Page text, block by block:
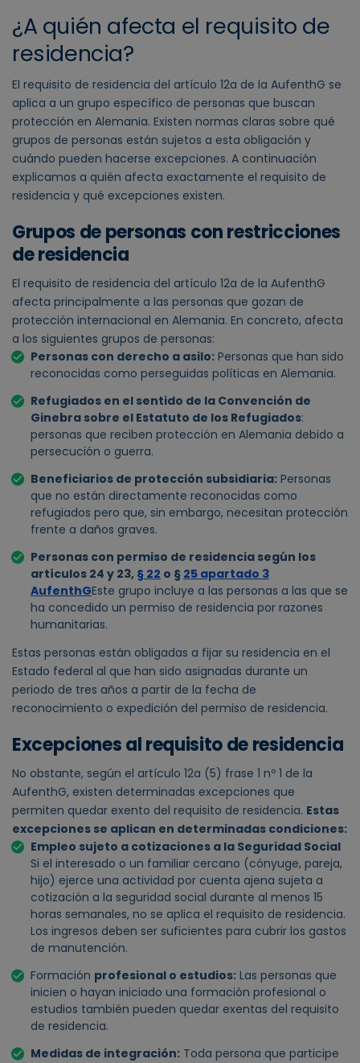
¿A quién afecta el requisito de
residencia?
El requisito de residencia del artículo 12a de la AufenthG se
aplica a un grupo específico de personas que buscan
protección en Alemania. Existen normas claras sobre qué
grupos de personas están sujetos a esta obligación y
cuándo pueden hacerse excepciones. A continuación
explicamos a quién afecta exactamente el requisito de
residencia y qué excepciones existen.
Grupos de personas con restricciones
de residencia
El requisito de residencia del artículo 12a de la AufenthG
afecta principalmente a las personas que gozan de
protección internacional en Alemania. En concreto, afecta
a los siguientes grupos de personas:
Personas con derecho a asilo: Personas que han sido
reconocidas como perseguidas políticas en Alemania.
Refugiados en el sentido de la Convención de
Ginebra sobre el Estatuto de los Refugiados:
personas que reciben protección en Alemania debido a
persecución o guerra.
Beneficiarios de protección subsidiaria: Personas
que no están directamente reconocidas como
refugiados pero que, sin embargo, necesitan protección
frente a daños graves.
Personas con permiso de residencia según los
artículos 24 y 23, § 22 o § 25 apartado 3
AufenthGEste grupo incluye a las personas a las que se
ha concedido un permiso de residencia por razones
humanitarias.
Estas personas están obligadas a fijar su residencia en el
Estado federal al que han sido asignadas durante un
periodo de tres años a partir de la fecha de
reconocimiento o expedición del permiso de residencia.
Excepciones al requisito de residencia
No obstante, según el artículo 12a (5) frase 1 nº 1 de la
AufenthG, existen determinadas excepciones que
permiten quedar exento del requisito de residencia. Estas
excepciones se aplican en determinadas condiciones:
Empleo sujeto a cotizaciones a la Seguridad Social
Si el interesado o un familiar cercano (cónyuge, pareja,
hijo) ejerce una actividad por cuenta ajena sujeta a
cotización a la seguridad social durante al menos 15
horas semanales, no se aplica el requisito de residencia.
Los ingresos deben ser suficientes para cubrir los gastos
de manutención.
Formación profesional o estudios: Las personas que
inicien o hayan iniciado una formación profesional o
estudios también pueden quedar exentas del requisito
de residencia.
Medidas de integración: Toda persona que participe